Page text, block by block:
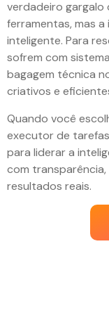
verdadeiro gargalo
ferramentas, mas
inteligente. Para
sofrem com
bagagem técnica
criativos e
Quando você
executor de
para liderar a
com
resultados reais.